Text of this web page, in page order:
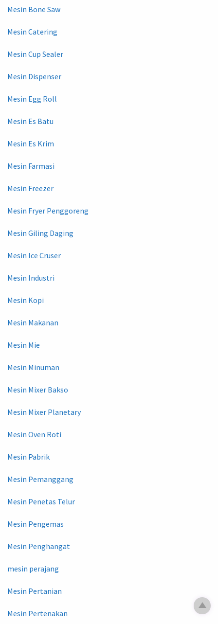
Mesin Bone Saw
Mesin Catering
Mesin Cup Sealer
Mesin Dispenser
Mesin Egg Roll
Mesin Es Batu
Mesin Es Krim
Mesin Farmasi
Mesin Freezer
Mesin Fryer Penggoreng
Mesin Giling Daging
Mesin Ice Cruser
Mesin Industri
Mesin Kopi
Mesin Makanan
Mesin Mie
Mesin Minuman
Mesin Mixer Bakso
Mesin Mixer Planetary
Mesin Oven Roti
Mesin Pabrik
Mesin Pemanggang
Mesin Penetas Telur
Mesin Pengemas
Mesin Penghangat
mesin perajang
Mesin Pertanian
Mesin Pertenakan